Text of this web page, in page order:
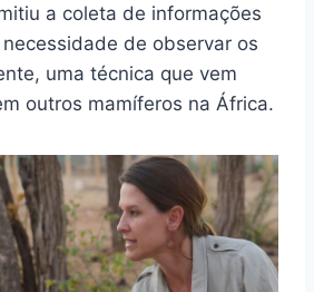
a coleta de informações
de observar os
uma técnica que vem
outros mamíferos na África.